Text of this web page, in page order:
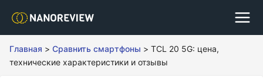
Главная > Сравнить смартфоны > TCL 20 5G: цена,
технические характеристики и отзывы